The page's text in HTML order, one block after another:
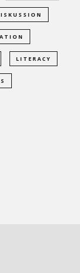
LITERACY